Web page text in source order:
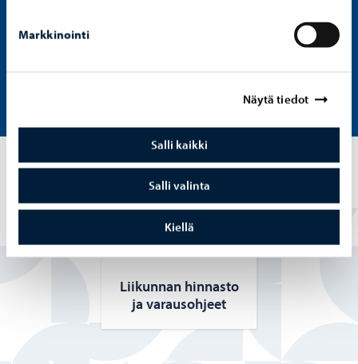
Markkinointi
Näytä tiedot
Salli kaikki
Salli valinta
Kiellä
Varaa tilat Timmi-palvelussa
Katso myös
Lii­kun­nan hin­nas­to
ja va­raus­oh­jeet